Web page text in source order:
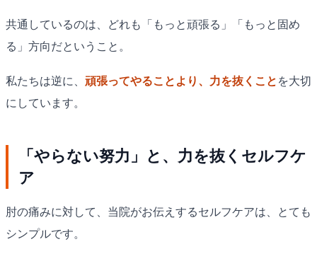
共通しているのは、どれも「もっと頑張る」「もっと固め
る」方向だということ。
私たちは逆に、 頑張ってやることより、力を抜くこと を大切
にしています。
「やらない努力」と、力を抜くセルフケ
ア
肘の痛みに対して、当院がお伝えするセルフケアは、とても
シンプルです。